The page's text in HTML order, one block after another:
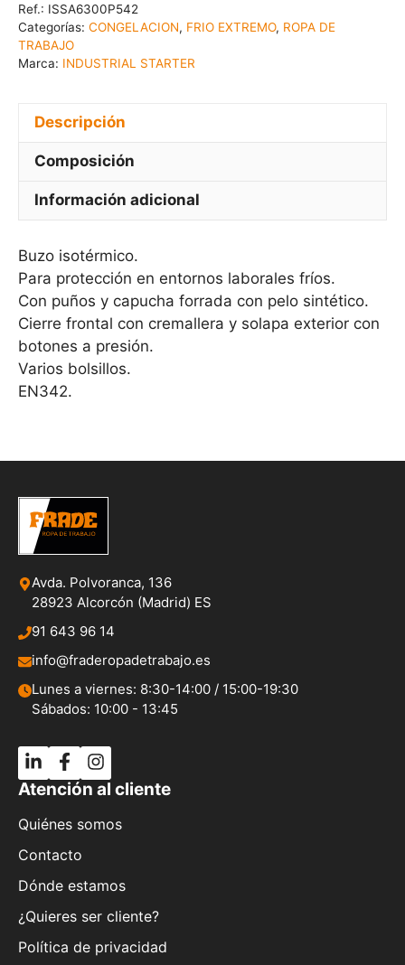
Ref.: ISSA6300P542
Categorías: CONGELACION, FRIO EXTREMO, ROPA DE
TRABAJO
Marca: INDUSTRIAL STARTER
Descripción
Composición
Información adicional
Buzo isotérmico.
Para protección en entornos laborales fríos.
Con puños y capucha forrada con pelo sintético.
Cierre frontal con cremallera y solapa exterior con
botones a presión.
Varios bolsillos.
EN342.
Avda. Polvoranca, 136
28923 Alcorcón (Madrid) ES
91 643 96 14
info@fraderopadetrabajo.es
Lunes a viernes: 8:30-14:00 / 15:00-19:30
Sábados: 10:00 - 13:45
Atención al cliente
Quiénes somos
Contacto
Dónde estamos
¿Quieres ser cliente?
Política de privacidad